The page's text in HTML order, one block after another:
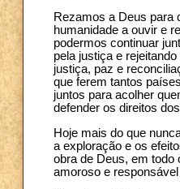
Rezamos a Deus para
humanidade a ouvir e
podermos continuar
pela justiça e
justiça, paz e
que ferem tantos
juntos para acolher
defender os direitos
Hoje mais do que
a exploração e os
obra de Deus, em todo
amoroso e